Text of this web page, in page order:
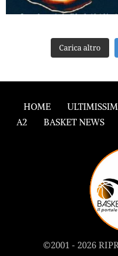
Carica altro
HOME
A2
BASKET NEWS
©2001 - 2026